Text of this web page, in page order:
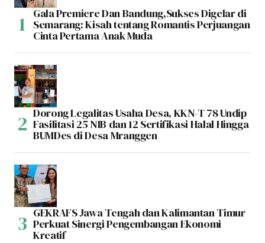
Gala Premiere Dan Bandung,Sukses Digelar di
Semarang: Kisah tentang Romantis Perjuangan
Cinta Pertama Anak Muda
Dorong Legalitas Usaha Desa, KKN-T 78 Undip
Fasilitasi 25 NIB dan 12 Sertifikasi Halal Hingga
BUMDes di Desa Mranggen
GEKRAFS Jawa Tengah dan Kalimantan Timur
Perkuat Sinergi Pengembangan Ekonomi
Kreatif